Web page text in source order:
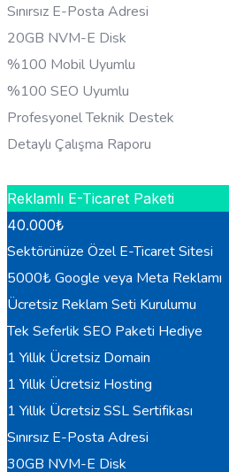
Sınırsız E-Posta Adresi
20GB NVM-E Disk
%100 Mobil Uyumlu
%100 SEO Uyumlu
Profesyonel Teknik Destek
Detaylı Çalışma Raporu
Reklamlı E-Ticaret Paketi
40.000₺
Sektörünüze Özel E-Ticaret Sitesi
5000₺ Google veya Meta Reklamı
Ücretsiz Reklam Seti Kurulumu
Tek Seferlik SEO Paketi Hediye
1 Yıllık Ücretsiz Domain
1 Yıllık Ücretsiz Hosting
1 Yıllık Ücretsiz SSL Sertifikası
Sınırsız E-Posta Adresi
30GB NVM-E Disk